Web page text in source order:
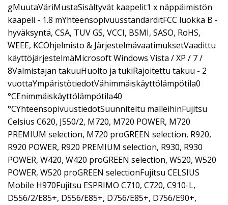
gMuutaVäriMustaSisältyvät kaapelit1 x näppäimistön
kaapeli - 1.8 mYhteensopivuusstandarditFCC luokka B -
hyväksyntä, CSA, TUV GS, VCCI, BSMI, SASO, RoHS,
WEEE, KCOhjelmisto & JärjestelmävaatimuksetVaadittu
käyttöjärjestelmäMicrosoft Windows Vista / XP / 7 /
8Valmistajan takuuHuolto ja tukiRajoitettu takuu - 2
vuottaYmpäristötiedotVähimmäiskäyttölämpötila0
°CEnimmäiskäyttölämpötila40
°CYhteensopivuustiedotSuunniteltu malleihinFujitsu
Celsius C620, J550/2, M720, M720 POWER, M720
PREMIUM selection, M720 proGREEN selection, R920,
R920 POWER, R920 PREMIUM selection, R930, R930
POWER, W420, W420 proGREEN selection, W520, W520
POWER, W520 proGREEN selectionFujitsu CELSIUS
Mobile H970Fujitsu ESPRIMO C710, C720, C910-L,
D556/2/E85+, D556/E85+, D756/E85+, D756/E90+,